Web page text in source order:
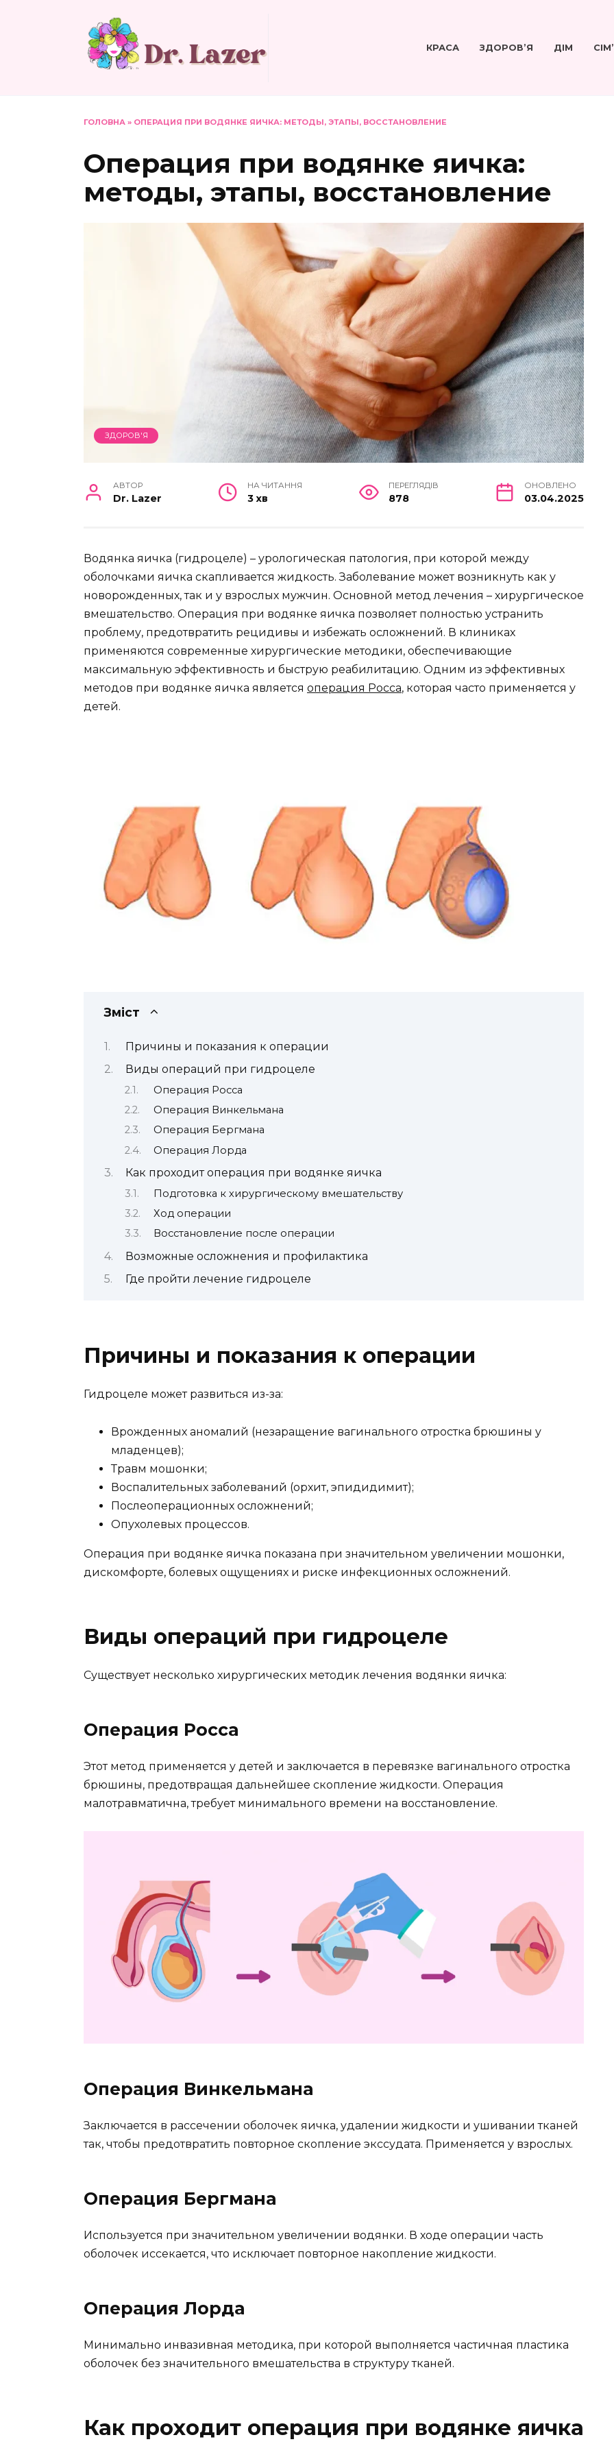
КРАСА ЗДОРОВ’Я ДІМ
ГОЛОВНА » ОПЕРАЦИЯ ПРИ ВОДЯНКЕ ЯИЧКА: МЕТОДЫ, ЭТАПЫ, ВОССТАНОВЛЕНИЕ
Операция при водянке яичка:
методы, этапы, восстановление
ЗДОРОВ'Я
АВТОР
Dr. Lazer
НА ЧИТАННЯ
3 хв
ПЕРЕГЛЯДІВ
878
ОНОВЛЕНО
03.04.2025
Водянка яичка (гидроцеле) – урологическая патология, при которой между
оболочками яичка скапливается жидкость. Заболевание может возникнуть как у
новорожденных, так и у взрослых мужчин. Основной метод лечения – хирургическое
вмешательство. Операция при водянке яичка позволяет полностью устранить
проблему, предотвратить рецидивы и избежать осложнений. В клиниках
применяются современные хирургические методики, обеспечивающие
максимальную эффективность и быструю реабилитацию. Одним из эффективных
методов при водянке яичка является операция Росса, которая часто применяется у
детей.
Зміст
Причины и показания к операции
Виды операций при гидроцеле
Операция Росса
Операция Винкельмана
Операция Бергмана
Операция Лорда
Как проходит операция при водянке яичка
Подготовка к хирургическому вмешательству
Ход операции
Восстановление после операции
Возможные осложнения и профилактика
Где пройти лечение гидроцеле
Причины и показания к операции
Гидроцеле может развиться из-за:
Врожденных аномалий (незаращение вагинального отростка брюшины у
младенцев);
Травм мошонки;
Воспалительных заболеваний (орхит, эпидидимит);
Послеоперационных осложнений;
Опухолевых процессов.
Операция при водянке яичка показана при значительном увеличении мошонки,
дискомфорте, болевых ощущениях и риске инфекционных осложнений.
Виды операций при гидроцеле
Существует несколько хирургических методик лечения водянки яичка:
Операция Росса
Этот метод применяется у детей и заключается в перевязке вагинального отростка
брюшины, предотвращая дальнейшее скопление жидкости. Операция
малотравматична, требует минимального времени на восстановление.
Операция Винкельмана
Заключается в рассечении оболочек яичка, удалении жидкости и ушивании тканей
так, чтобы предотвратить повторное скопление экссудата. Применяется у взрослых.
Операция Бергмана
Используется при значительном увеличении водянки. В ходе операции часть
оболочек иссекается, что исключает повторное накопление жидкости.
Операция Лорда
Минимально инвазивная методика, при которой выполняется частичная пластика
оболочек без значительного вмешательства в структуру тканей.
Как проходит операция при водянке яичка